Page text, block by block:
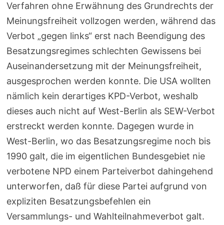
Verfahren ohne Erwähnung des Grundrechts der
Meinungsfreiheit vollzogen werden, während das
Verbot „gegen links“ erst nach Beendigung des
Besatzungsregimes schlechten Gewissens bei
Auseinandersetzung mit der Meinungsfreiheit,
ausgesprochen werden konnte. Die USA wollten
nämlich kein derartiges KPD-Verbot, weshalb
dieses auch nicht auf West-Berlin als SEW-Verbot
erstreckt werden konnte. Dagegen wurde in
West-Berlin, wo das Besatzungsregime noch bis
1990 galt, die im eigentlichen Bundesgebiet nie
verbotene NPD einem Parteiverbot dahingehend
unterworfen, daß für diese Partei aufgrund von
expliziten Besatzungsbefehlen ein
Versammlungs- und Wahlteilnahmeverbot galt.